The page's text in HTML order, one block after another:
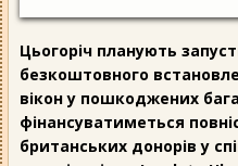
Цьогоріч планують
безкоштовного
вікон у пошкоджених
фінансуватиметься
британських донорів у